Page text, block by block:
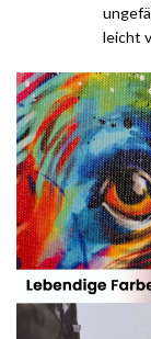
leicht